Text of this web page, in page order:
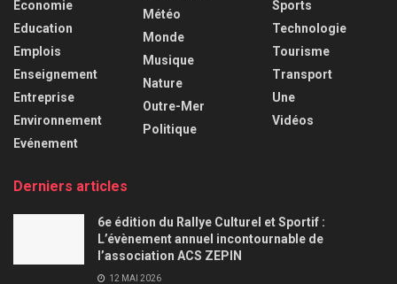
Economie
Education
Emplois
Enseignement
Entreprise
Environnement
Evénement
Météo
Monde
Musique
Nature
Outre-Mer
Politique
Sports
Technologie
Tourisme
Transport
Une
Vidéos
Derniers articles
6e édition du Rallye Culturel et Sportif :
L’évènement annuel incontournable de
l’association ACS ZEPIN
12 MAI 2026